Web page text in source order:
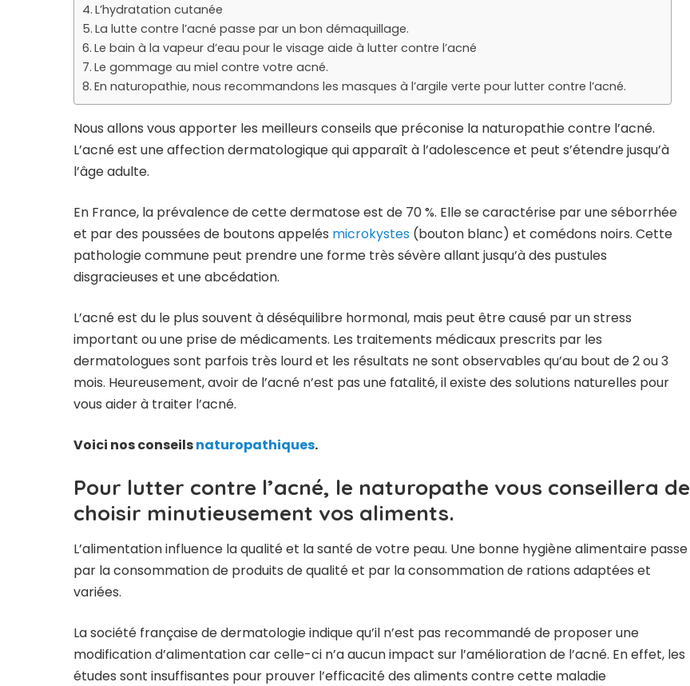
L’hydratation cutanée
La lutte contre l’acné passe par un bon démaquillage.
Le bain à la vapeur d’eau pour le visage aide à lutter contre l’acné
Le gommage au miel contre votre acné.
En naturopathie, nous recommandons les masques à l’argile verte pour lutter contre l’acné.
Nous allons vous apporter les meilleurs conseils que préconise la naturopathie contre l’acné.
L’acné est une affection dermatologique qui apparaît à l’adolescence et peut s’étendre jusqu’à
l’âge adulte.
En France, la prévalence de cette dermatose est de 70 %. Elle se caractérise par une séborrhée
et par des poussées de boutons appelés microkystes (bouton blanc) et comédons noirs. Cette
pathologie commune peut prendre une forme très sévère allant jusqu’à des pustules
disgracieuses et une abcédation.
L’acné est du le plus souvent à déséquilibre hormonal, mais peut être causé par un stress
important ou une prise de médicaments. Les traitements médicaux prescrits par les
dermatologues sont parfois très lourd et les résultats ne sont observables qu’au bout de 2 ou 3
mois. Heureusement, avoir de l’acné n’est pas une fatalité, il existe des solutions naturelles pour
vous aider à traiter l’acné.
Voici nos conseilsnaturopathiques.
Pour lutter contre l’acné, le naturopathe vous conseillera de
choisir minutieusement vos aliments.
L’alimentation influence la qualité et la santé de votre peau. Une bonne hygiène alimentaire passe
par la consommation de produits de qualité et par la consommation de rations adaptées et
variées.
La société française de dermatologie indique qu’il n’est pas recommandé de proposer une
modification d’alimentation car celle-ci n’a aucun impact sur l’amélioration de l’acné. En effet, les
études sont insuffisantes pour prouver l’efficacité des aliments contre cette maladie